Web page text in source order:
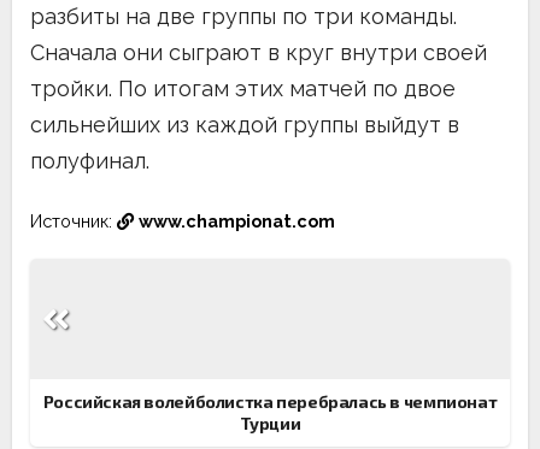
разбиты на две группы по три команды.
Сначала они сыграют в круг внутри своей
тройки. По итогам этих матчей по двое
сильнейших из каждой группы выйдут в
полуфинал.
Источник: www.championat.com
по
Российская волейболистка перебралась в чемпионат
Турции